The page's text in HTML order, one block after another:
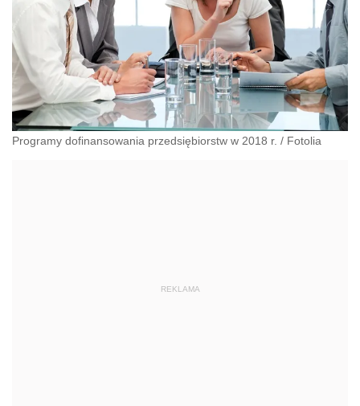
Programy dofinansowania przedsiębiorstw w 2018 r. / Fotolia